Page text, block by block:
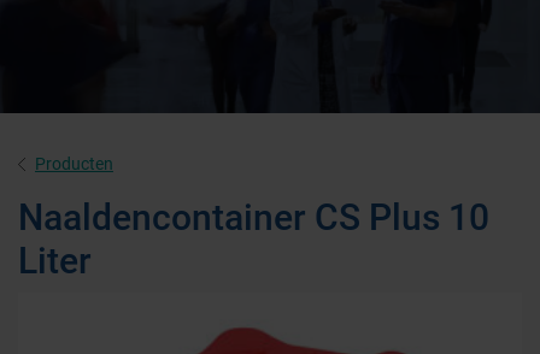
Producten
Naaldencontainer CS Plus 10
Liter